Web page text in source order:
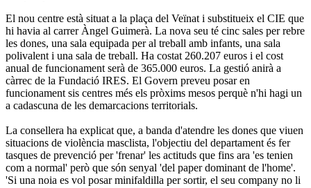
El nou centre està situat a la plaça del Veïnat i substitueix el CIE que
hi havia al carrer Àngel Guimerà. La nova seu té cinc sales per rebre
les dones, una sala equipada per al treball amb infants, una sala
polivalent i una sala de treball. Ha costat 260.207 euros i el cost
anual de funcionament serà de 365.000 euros. La gestió anirà a
càrrec de la Fundació IRES. El Govern preveu posar en
funcionament sis centres més els pròxims mesos perquè n'hi hagi un
a cadascuna de les demarcacions territorials.
La consellera ha explicat que, a banda d'atendre les dones que viuen
situacions de violència masclista, l'objectiu del departament és fer
tasques de prevenció per 'frenar' les actituds que fins ara 'es tenien
com a normal' però que són senyal 'del paper dominant de l'home'.
'Si una noia es vol posar minifaldilla per sortir, el seu company no li